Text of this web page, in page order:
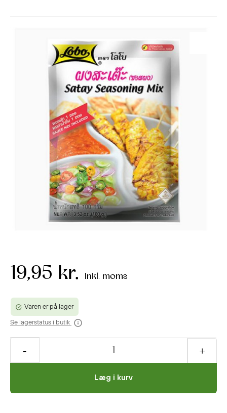
19,95 kr. Inkl. moms
Varen er på lager
Se lagerstatus i butik
Læg i kurv